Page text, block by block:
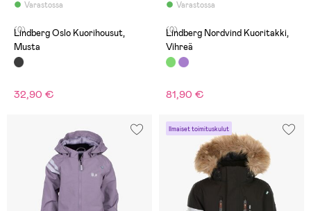
Varastossa
(0)
Lindberg Oslo Kuorihousut,
Musta
32,90 €
Varastossa
(0)
Lindberg Nordvind Kuoritakki,
Vihreä
81,90 €
Ilmaiset toimituskulut